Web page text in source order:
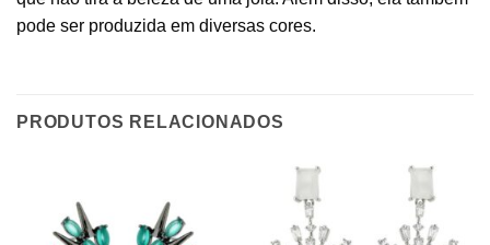
pode ser produzida em diversas cores.
PRODUTOS RELACIONADOS